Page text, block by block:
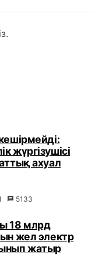
жүргізушісі
ахуал
5133
18 млрд
жел электр
жатыр